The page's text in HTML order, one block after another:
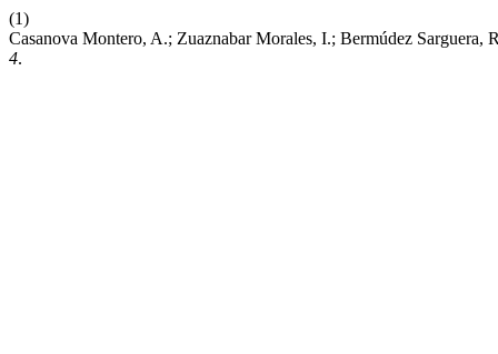
(1)
Casanova Montero, A.; Zuaznabar Morales, I.; Bermúdez
4.